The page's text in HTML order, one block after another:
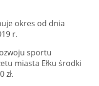
okres od dnia
r.
sportu
miasta Ełku środki
zł.